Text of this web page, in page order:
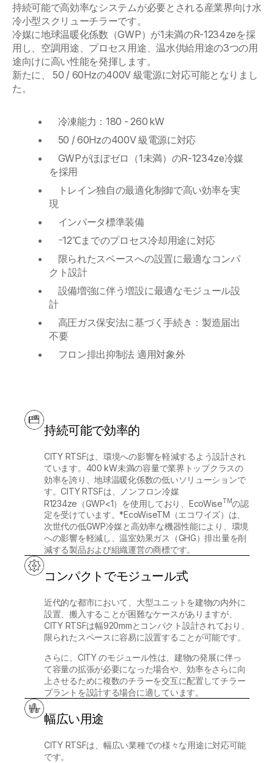
持続可能で高効率なシステムが必要とされる産業界向け水
冷小型スクリューチラーです。
冷媒に地球温暖化係数（GWP）が1未満のR-1234zeを採
用し、空調用途、プロセス用途、温水供給用途の3つの用
途向けに高い性能を発揮します。
新たに、 50 / 60Hzの400V 級電源に対応可能となりまし
た。
冷凍能力：180 - 260 kW
50 / 60Hzの400V 級電源に対応
GWPがほぼゼロ（1未満）のR-1234ze冷媒
を採用
トレイン独自の最適化制御で高い効率を実
現
インバータ標準装備
ｰ12℃までのプロセス冷却用途に対応
限られたスペースへの設置に最適なコンパ
クト設計
設備増強に伴う増設に最適なモジュール設
計
高圧ガス保安法に基づく手続き：製造届出
不要
フロン排出抑制法 適用対象外
持続可能で効率的
CITY RTSFは、環境への影響を軽減するよう設計され
ています。400 kW未満の容量で業界トップクラスの
効率を誇り、地球温暖化係数の低いソリューションで
す。CITY RTSFは、ノンフロン冷媒
R1234ze（GWP<1）を使用しており、EcoWiseTMの認
定を受けています。*EcoWiseTM（エコワイズ）は、
次世代の低GWP冷媒と高効率な機器性能により、環境
への影響を軽減し、温室効果ガス（GHG）排出量を削
減する製品および組織運営の商標です。
コンパクトでモジュール式
近代的な都市において、大型ユニットを建物の内外に
設置、搬入することが困難なケースがありますが、
CITY RTSFは幅920mmとコンパクト設計されており、
限られたスペースに容易に設置することが可能です。
さらに、CITY のモジュール性は、建物の発展に伴っ
て容量の拡張が必要になった場合や、効率をさらに向
上させるために複数のチラーを交互に配置してチラー
プラントを設計する場合に適しています。
幅広い用途
CITY RTSFは、幅広い業種での様々な用途に対応可能
です。